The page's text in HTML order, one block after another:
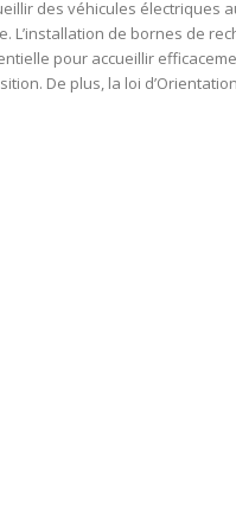
des véhicules électriques
L’installation de bornes de
pour accueillir
De plus, la loi